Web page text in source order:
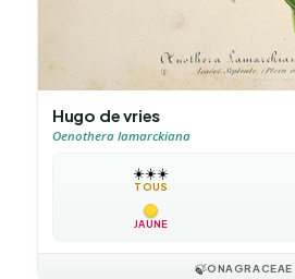
Hugo de vries
Oenothera lamarckiana
☀️☀️☀️
TOUS
JAUNE
🍃ONAGRACEAE